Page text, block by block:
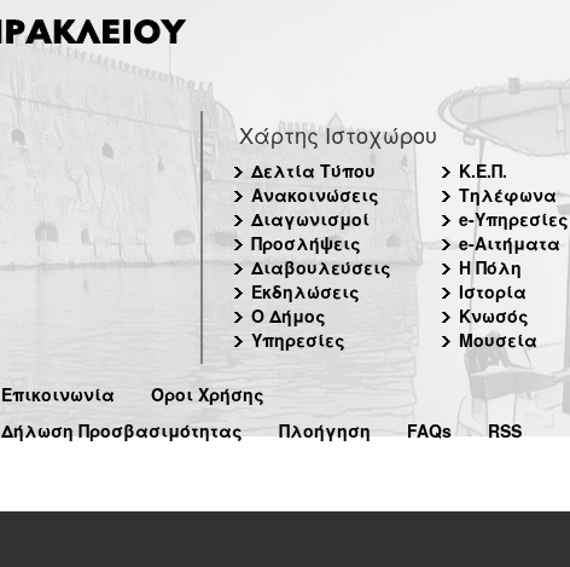
Χάρτης Ιστοχώρου
Δελτία Τύπου
Ανακοινώσεις
Διαγωνισμοί
Προσλήψεις
Διαβουλεύσεις
Εκδηλώσεις
Ο Δήμος
Υπηρεσίες
Κ.Ε.Π.
Τηλέφωνα
e-Υπηρεσίες
e-Αιτήματα
Η Πόλη
Ιστορία
Κνωσός
Μουσεία
Επικοινωνία
Όροι Χρήσης
Δήλωση Προσβασιμότητας
Πλοήγηση FAQs RSS